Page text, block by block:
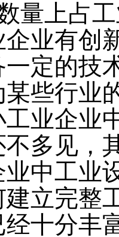
量上占
企业有创
定的技
些行业
业企业
不多见，
中工业
建立完整
经十分丰